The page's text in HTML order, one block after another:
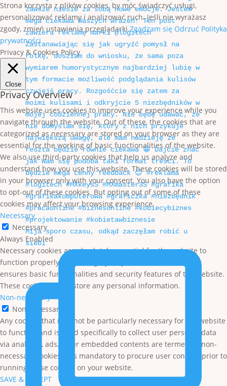
Mija sporo czasu, odkąd zaczęłam robić u
siebi
Strona korzysta z plików cookies, by móc świadczyć usługi,
personalizować reklamy i analizować ruch. Jeśli nie wyrażasz
zgody, zmień ustawienia przeglądarki.Zgadzam się Odrzuć Polityka
prywatności
Privacy & Cookies Policy
Close
Privacy Overview
This website uses cookies to improve your experience while you
navigate through the website. Out of these, the cookies that are
categorized as necessary are stored on your browser as they are
essential for the working of basic functionalities of the website.
We also use third-party cookies that help us analyze and
understand how you use this website. These cookies will be stored
in your browser only with your consent. You also have the option
to opt-out of these cookies. But opting out of some of these
cookies may affect your browsing experience.
Necessary
Necessary
Always Enabled
Necessary cookies are absolutely essential for the website to
function properly. This category only includes cookies that
ensures basic functionalities and security features of the website.
These cookies do not store any personal information.
Non-necessary
Non-necessary
Any cookies that may not be particularly necessary for the website
to function and is used specifically to collect user personal data
via analytics, ads, other embedded contents are termed as non-
necessary cookies. It is mandatory to procure user consent prior to
running these cookies on your website.
SAVE & ACCEPT